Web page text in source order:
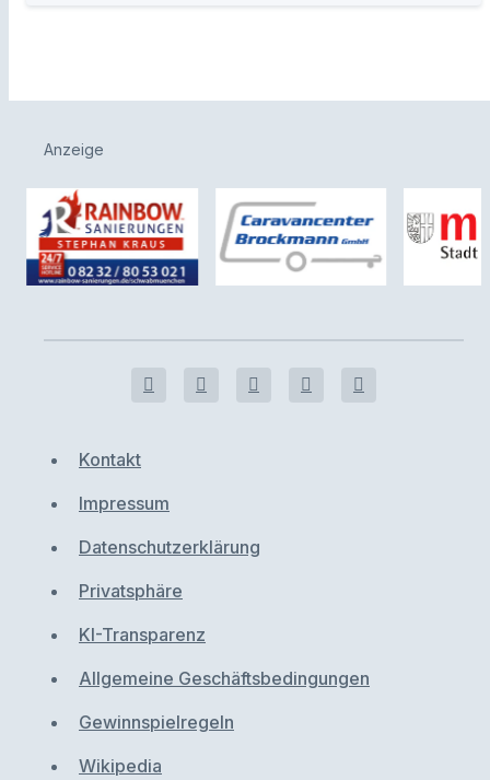
Anzeige
Kontakt
Impressum
Datenschutzerklärung
Privatsphäre
KI-Transparenz
Allgemeine Geschäftsbedingungen
Gewinnspielregeln
Wikipedia